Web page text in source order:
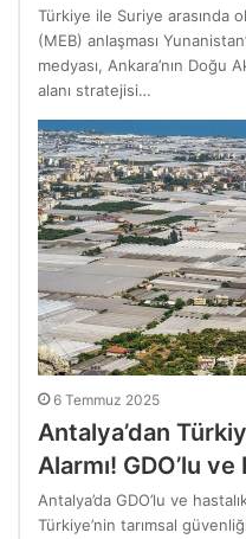
Türkiye ile Suriye arasında
(MEB) anlaşması
medyası, Ankara’nın Doğu
alanı stratejisi…
6 Temmuz 2025
Antalya’dan
Alarmı! GDO’lu
Antalya’da GDO’lu ve
Türkiye’nin tarımsal